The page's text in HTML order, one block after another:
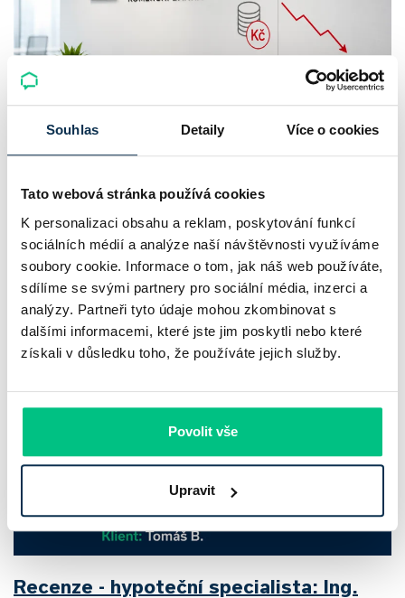
Souhlas Detaily Více o cookies
Tato webová stránka používá cookies
K personalizaci obsahu a reklam, poskytování funkcí
sociálních médií a analýze naší návštěvnosti využíváme
soubory cookie. Informace o tom, jak náš web používáte,
sdílíme se svými partnery pro sociální média, inzerci a
analýzy. Partneři tyto údaje mohou zkombinovat s
dalšími informacemi, které jste jim poskytli nebo které
získali v důsledku toho, že používáte jejich služby.
Povolit vše
Upravit
Komerční banka nabízí docela plastický obrázek dnešního
bankovního trhu. Na jedné straně jí podle zadaného rámce
klesl zisk na 8,5 miliardy korun, na druhé ale dál výrazně
rostly úvěry a…
Pavel Pohanka|aktualizováno: 31.07.2026
Recenze - hypoteční specialista: Ing.